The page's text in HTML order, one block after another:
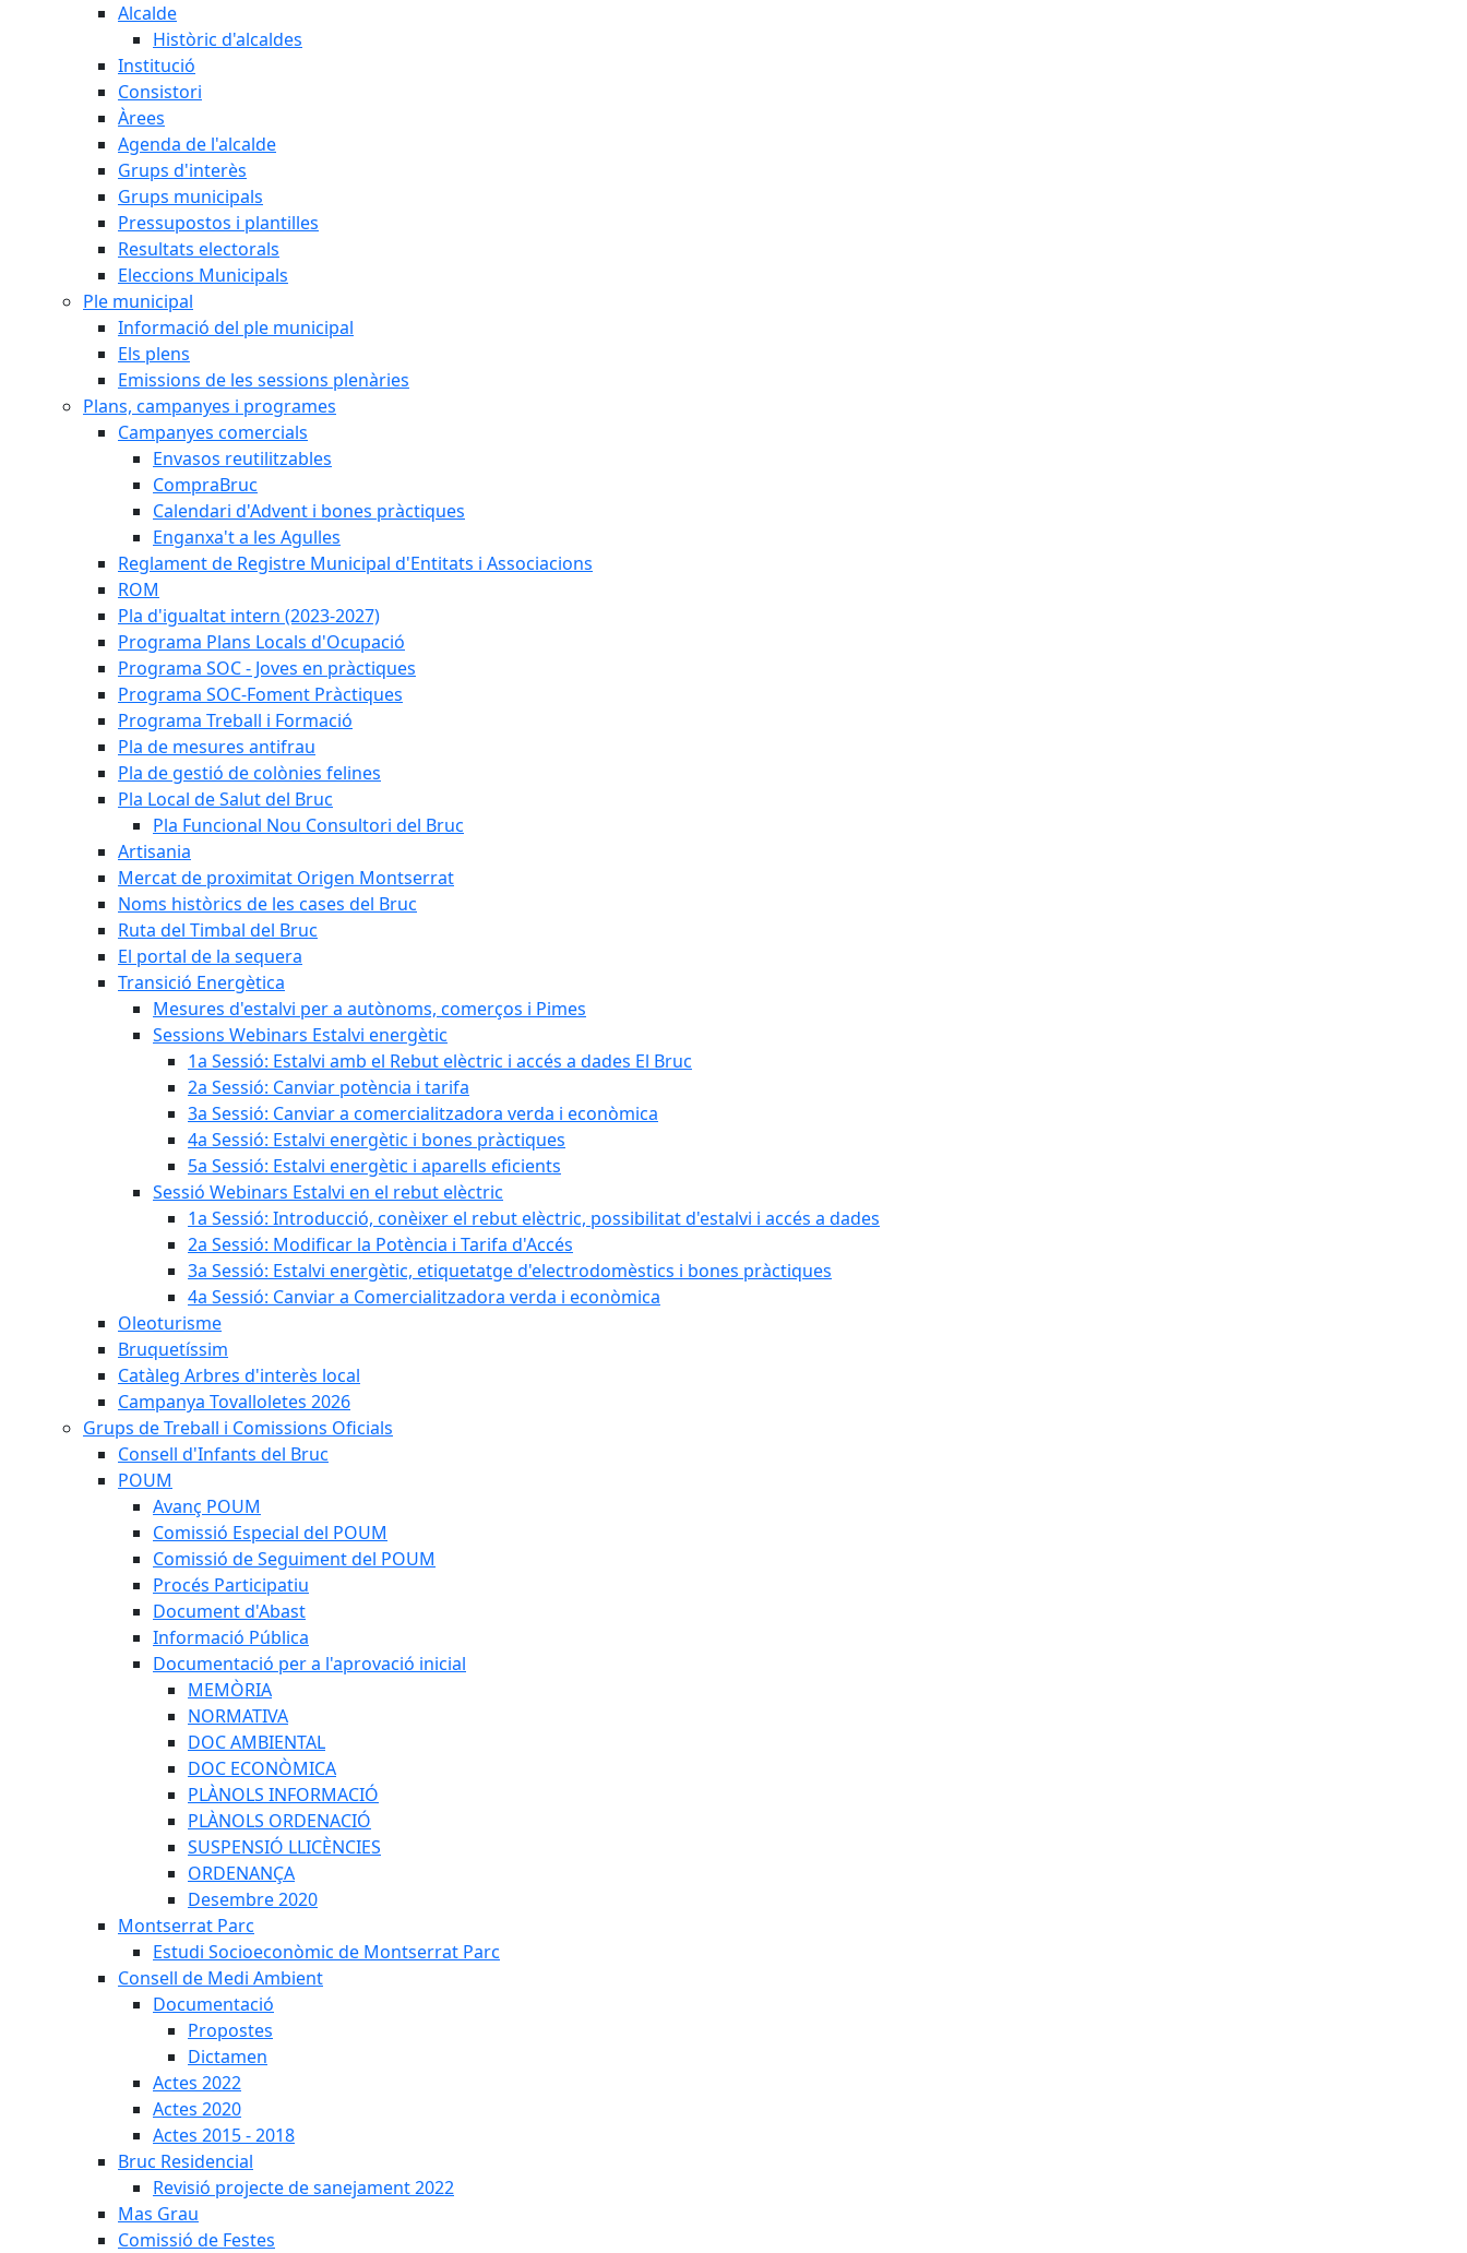
Alcalde
Històric d'alcaldes
Institució
Consistori
Àrees
Agenda de l'alcalde
Grups d'interès
Grups municipals
Pressupostos i plantilles
Resultats electorals
Eleccions Municipals
Ple municipal
Informació del ple municipal
Els plens
Emissions de les sessions plenàries
Plans, campanyes i programes
Campanyes comercials
Envasos reutilitzables
CompraBruc
Calendari d'Advent i bones pràctiques
Enganxa't a les Agulles
Reglament de Registre Municipal d'Entitats i Associacions
ROM
Pla d'igualtat intern (2023-2027)
Programa Plans Locals d'Ocupació
Programa SOC - Joves en pràctiques
Programa SOC-Foment Pràctiques
Programa Treball i Formació
Pla de mesures antifrau
Pla de gestió de colònies felines
Pla Local de Salut del Bruc
Pla Funcional Nou Consultori del Bruc
Artisania
Mercat de proximitat Origen Montserrat
Noms històrics de les cases del Bruc
Ruta del Timbal del Bruc
El portal de la sequera
Transició Energètica
Mesures d'estalvi per a autònoms, comerços i Pimes
Sessions Webinars Estalvi energètic
1a Sessió: Estalvi amb el Rebut elèctric i accés a dades El Bruc
2a Sessió: Canviar potència i tarifa
3a Sessió: Canviar a comercialitzadora verda i econòmica
4a Sessió: Estalvi energètic i bones pràctiques
5a Sessió: Estalvi energètic i aparells eficients
Sessió Webinars Estalvi en el rebut elèctric
1a Sessió: Introducció, conèixer el rebut elèctric, possibilitat d'estalvi i accés a dades
2a Sessió: Modificar la Potència i Tarifa d'Accés
3a Sessió: Estalvi energètic, etiquetatge d'electrodomèstics i bones pràctiques
4a Sessió: Canviar a Comercialitzadora verda i econòmica
Oleoturisme
Bruquetíssim
Catàleg Arbres d'interès local
Campanya Tovalloletes 2026
Grups de Treball i Comissions Oficials
Consell d'Infants del Bruc
POUM
Avanç POUM
Comissió Especial del POUM
Comissió de Seguiment del POUM
Procés Participatiu
Document d'Abast
Informació Pública
Documentació per a l'aprovació inicial
MEMÒRIA
NORMATIVA
DOC AMBIENTAL
DOC ECONÒMICA
PLÀNOLS INFORMACIÓ
PLÀNOLS ORDENACIÓ
SUSPENSIÓ LLICÈNCIES
ORDENANÇA
Desembre 2020
Montserrat Parc
Estudi Socioeconòmic de Montserrat Parc
Consell de Medi Ambient
Documentació
Propostes
Dictamen
Actes 2022
Actes 2020
Actes 2015 - 2018
Bruc Residencial
Revisió projecte de sanejament 2022
Mas Grau
Comissió de Festes